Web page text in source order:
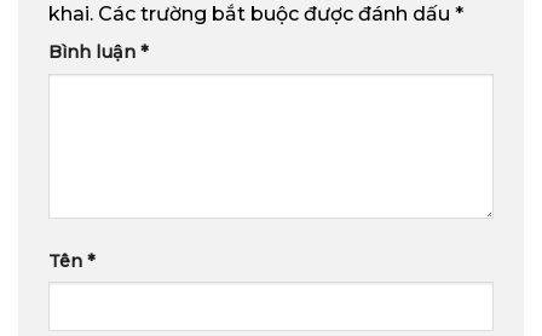
khai. Các trường bắt buộc được đánh dấu *
Bình luận *
Tên *